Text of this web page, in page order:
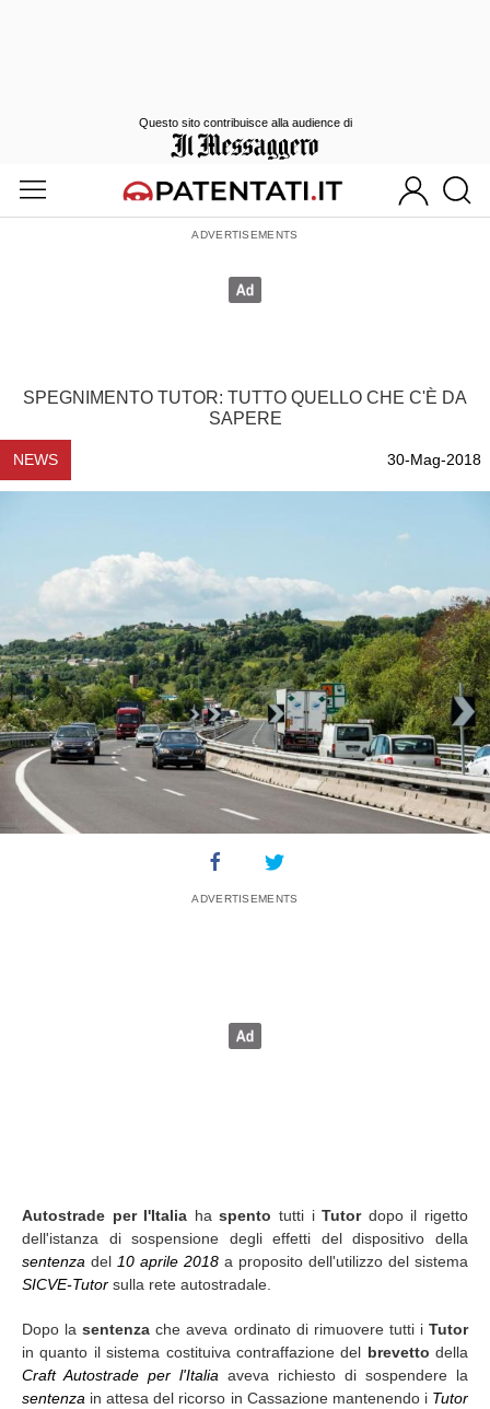
SPEGNIMENTO TUTOR: TUTTO QUELLO CHE C'È DA
SAPERE
NEWS 30-Mag-2018
Autostrade per l'Italia haspentotutti iTutor dopo il rigetto
dell'istanza di sospensione degli effetti del dispositivo della
sentenza del 10 aprile 2018 a proposito dell'utilizzo del sistema
SICVE-Tutor sulla rete autostradale.
Dopo lasentenzache aveva ordinato di rimuovere tutti iTutor
in quanto il sistema costituiva contraffazione del brevetto della
Craft Autostrade per l'Italia aveva richiesto di sospendere la
sentenza in attesa del ricorso in Cassazione mantenendo i Tutor
Questo sito contribuisce alla audience di